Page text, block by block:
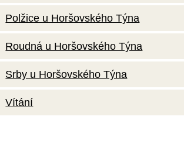
Polžice u Horšovského Týna
Roudná u Horšovského Týna
Srby u Horšovského Týna
Vítání